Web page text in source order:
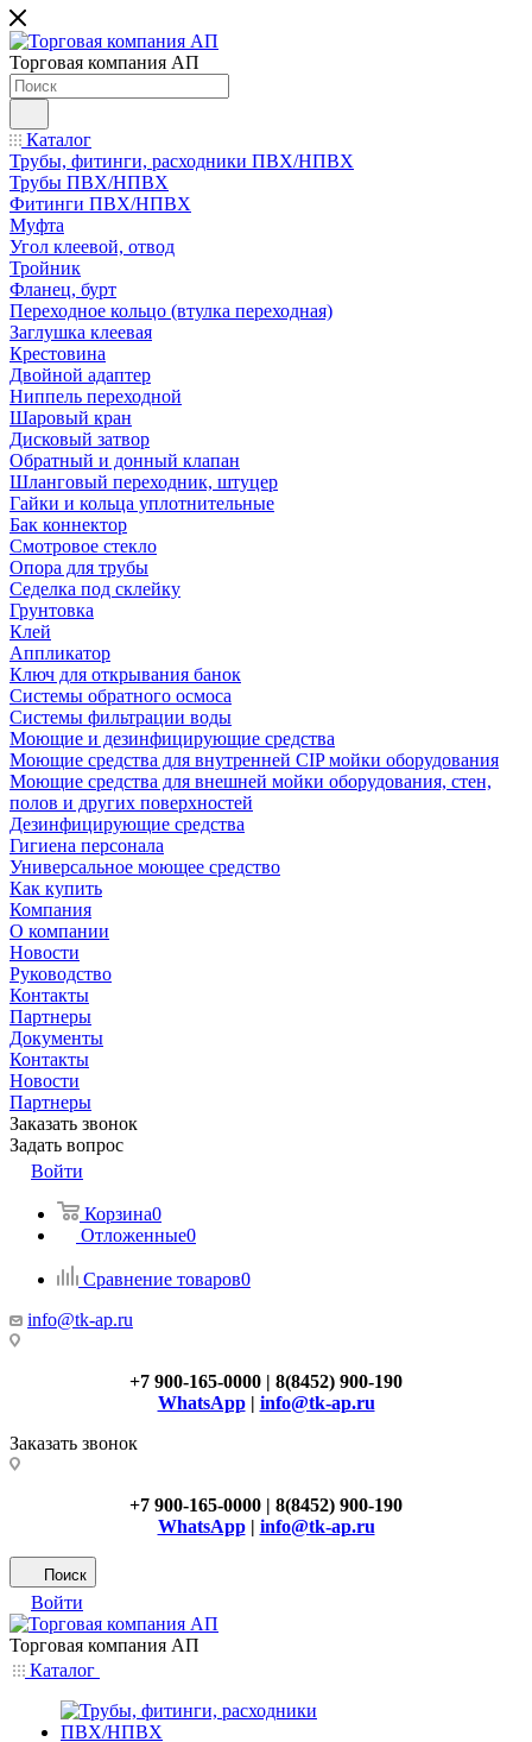
Торговая компания АП
Каталог
Трубы, фитинги, расходники ПВХ/НПВХ
Трубы ПВХ/НПВХ
Фитинги ПВХ/НПВХ
Муфта
Угол клеевой, отвод
Тройник
Фланец, бурт
Переходное кольцо (втулка переходная)
Заглушка клеевая
Крестовина
Двойной адаптер
Ниппель переходной
Шаровый кран
Дисковый затвор
Обратный и донный клапан
Шланговый переходник, штуцер
Гайки и кольца уплотнительные
Бак коннектор
Смотровое стекло
Опора для трубы
Седелка под склейку
Грунтовка
Клей
Аппликатор
Ключ для открывания банок
Системы обратного осмоса
Системы фильтрации воды
Моющие и дезинфицирующие средства
Моющие средства для внутренней CIP мойки оборудования
Моющие средства для внешней мойки оборудования, стен,
полов и других поверхностей
Дезинфицирующие средства
Гигиена персонала
Универсальное моющее средство
Как купить
Компания
О компании
Новости
Руководство
Контакты
Партнеры
Документы
Контакты
Новости
Партнеры
Заказать звонок
Задать вопрос
Войти
Корзина0
Отложенные0
Сравнение товаров0
info@tk-ap.ru
+7 900-165-0000 | 8(8452) 900-190
WhatsApp| info@tk-ap.ru
Заказать звонок
+7 900-165-0000 | 8(8452) 900-190
WhatsApp| info@tk-ap.ru
Поиск
Войти
Торговая компания АП
Каталог